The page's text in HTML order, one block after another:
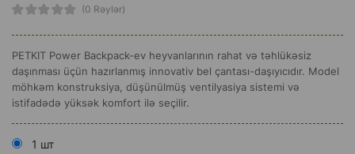
(0 Rəylər)
PETKIT Power Backpack-ev heyvanlarının rahat və təhlükəsiz
daşınması üçün hazırlanmış innovativ bel çantası-daşıyıcıdır. Model
möhkəm konstruksiya, düşünülmüş ventilyasiya sistemi və
istifadədə yüksək komfort ilə seçilir.
1 шт